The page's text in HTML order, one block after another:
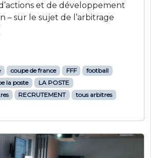
et de développement
– sur le sujet de l’arbitrage
coupe de france FFF
football
la poste
LA POSTE
RECRUTEMENT
tous arbitres